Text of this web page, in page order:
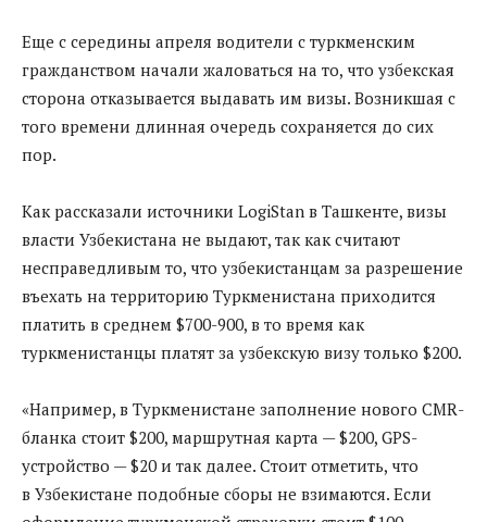
Еще с середины апреля водители с туркменским
гражданством начали жаловаться на то, что узбекская
сторона отказывается выдавать им визы. Возникшая с
того времени длинная очередь сохраняется до сих
пор.
Как рассказали источники LogiStan в Ташкенте, визы
власти Узбекистана не выдают, так как считают
несправедливым то, что узбекистанцам за разрешение
въехать на территорию Туркменистана приходится
платить в среднем $700-900, в то время как
туркменистанцы платят за узбекскую визу только $200.
«Например, в Туркменистане заполнение нового CMR-
бланка стоит $200, маршрутная карта — $200, GPS-
устройство — $20 и так далее. Стоит отметить, что
в Узбекистане подобные сборы не взимаются. Если